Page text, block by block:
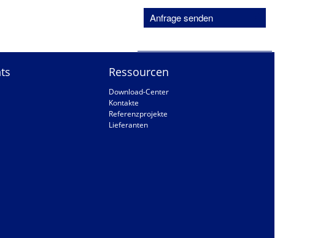
Anfrage senden
Ressourcen
Download-Center
Kontakte
Referenzprojekte
Lieferanten